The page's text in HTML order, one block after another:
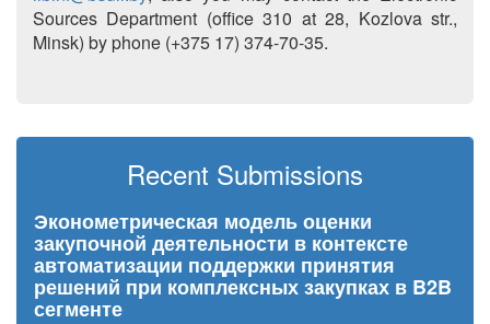
Sources Department (office 310 at 28, Kozlova str.,
Minsk) by phone (+375 17) 374-70-35.
Recent Submissions
Эконометрическая модель оценки
закупочной деятельности в контексте
автоматизации поддержки принятия
решений при комплексных закупках в B2B
сегменте